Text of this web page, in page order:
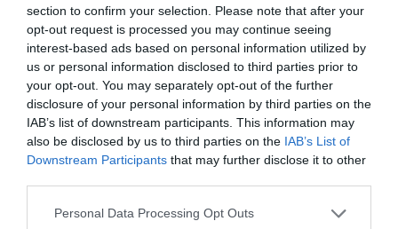
section to confirm your selection. Please note that after your
opt-out request is processed you may continue seeing
interest-based ads based on personal information utilized by
us or personal information disclosed to third parties prior to
your opt-out. You may separately opt-out of the further
disclosure of your personal information by third parties on the
IAB’s list of downstream participants. This information may
also be disclosed by us to third parties on the IAB’s List of
Downstream Participants that may further disclose it to other
Please note that this website/app uses one or more Google
Personal Data Processing Opt Outs